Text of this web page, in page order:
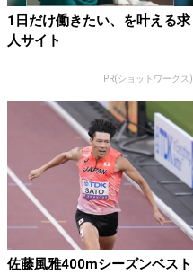
1日だけ働きたい、を叶える求
人サイト
PR(ショットワークス)
佐藤風雅400mシーズンベスト